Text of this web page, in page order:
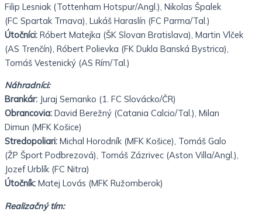
Filip Lesniak (Tottenham Hotspur/Angl.), Nikolas Špalek
(FC Spartak Trnava), Lukáš Haraslín (FC Parma/Tal.)
Útočníci: Róbert Matejka (ŠK Slovan Bratislava), Martin Vlček
(AS Trenčín), Róbert Polievka (FK Dukla Banská Bystrica),
Tomáš Vestenický (AS Rím/Tal.)
Náhradníci:
Brankár: Juraj Semanko (1. FC Slovácko/ČR)
Obrancovia: David Berežný (Catania Calcio/Tal.), Milan
Dimun (MFK Košice)
Stredopoliari: Michal Horodník (MFK Košice), Tomáš Galo
(ŽP Šport Podbrezová), Tomáš Zázrivec (Aston Villa/Angl.),
JozefUrblík (FC Nitra)
Útočník: Matej Lovás (MFK Ružomberok)
Realizačný tím: